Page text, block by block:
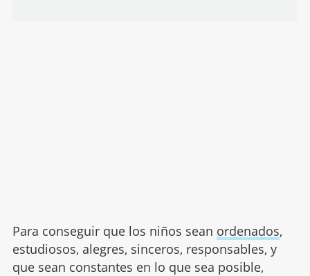
Para conseguir que los niños sean ordenados,
estudiosos, alegres, sinceros, responsables, y
que sean constantes en lo que sea posible,